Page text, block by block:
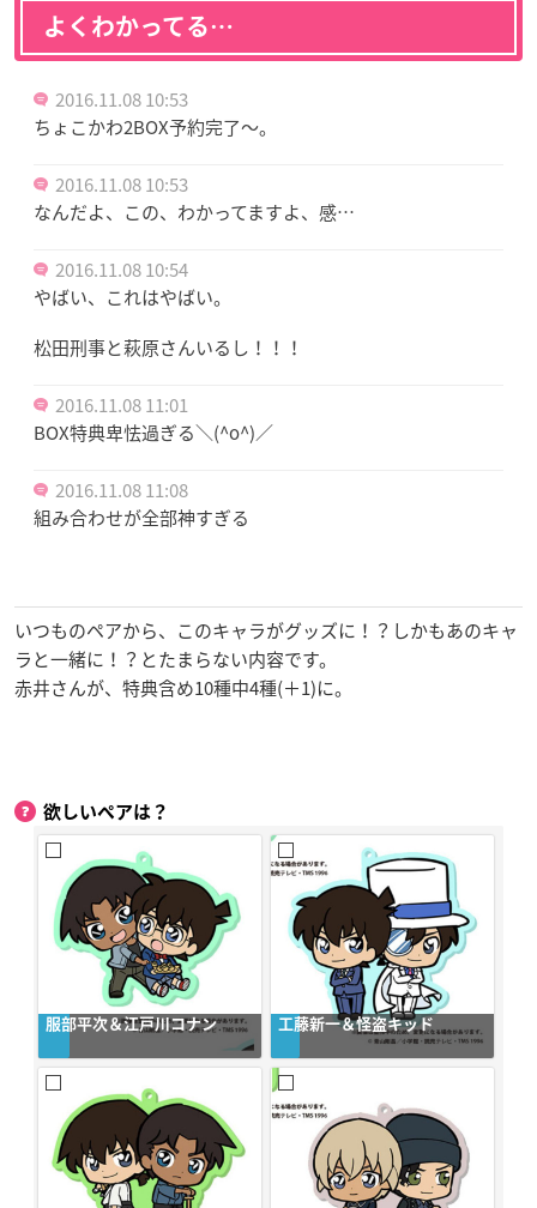
よくわかってる…
2016.11.08 10:53
ちょこかわ2BOX予約完了〜。
2016.11.08 10:53
なんだよ、この、わかってますよ、感…
2016.11.08 10:54
やばい、これはやばい。
松田刑事と萩原さんいるし！！！
2016.11.08 11:01
BOX特典卑怯過ぎる＼(^o^)／
2016.11.08 11:08
組み合わせが全部神すぎる
いつものペアから、このキャラがグッズに！？しかもあのキャ
ラと一緒に！？とたまらない内容です。
赤井さんが、特典含め10種中4種(＋1)に。
欲しいペアは？
服部平次＆江戸川コナン 工藤新一＆怪盗キッド